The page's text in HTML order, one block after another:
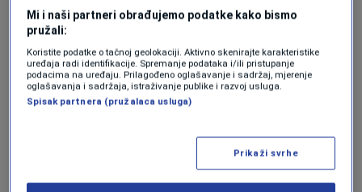
KOLUMNE|4. nov.| 0
KOLUMNA BORISA DEŽULOVIĆA
Mali, ali zajebani
KOLUMNA BORISA DEŽULOVIĆA
Marlboro Man na Mertojaku
KOLUMNE|29. jul.| 0
Mi i naši partneri obrađujemo podatke kako bismo
pružali:
Koristite podatke o tačnoj geolokaciji. Aktivno skenirajte karakteristike
uređaja radi identifikacije. Spremanje podataka i/ili pristupanje
podacima na uređaju. Prilagođeno oglašavanje i sadržaj, mjerenje
oglašavanja i sadržaja, istraživanje publike i razvoj usluga.
Spisak partnera (pružalaca usluga)
Prikaži svrhe